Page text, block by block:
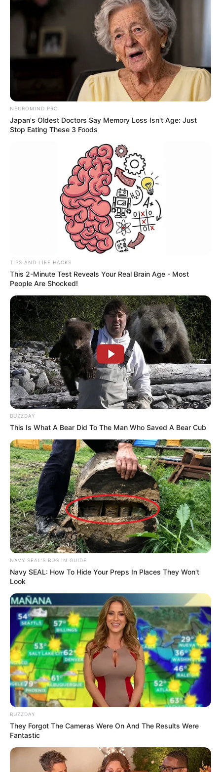
Meski kodratnya adalah IFV,
kemampuan kanon 30mm BVP-2 dinilai
mumpuni untuk tugas pertahanan udara
TERBATAS…
Durandal 05/12/2017
dari serangan udara ada igla.
FOLLOW US ON:
Cari Cepat Info Alutsista
Search
YANG TERPANAS
Perkuat Deep Strike, Aselsan Nyatakan Amunisi Presisi
Penembus Bunker Tolun-P Siap Tempur
Tangkis Serangan Lintas Udara Cina, MBT M1A2T Abrams
Taiwan Disiagakan di Bandara Taoyuan
NEUROMIND PRO
Japan's Oldest Doctors Say Memory Loss Isn't Age: Just
Stop Eating These 3 Foods
TIPS AND LIFE HACKS
This 2-Minute Test Reveals Your Real Brain Age - Most
People Are Shocked!
BUZZDAY
This Is What A Bear Did To The Man Who Saved A Bear Cub
NAVY SEAL'S BUG IN GUIDE
Navy SEAL: How To Hide Your Preps In Places They Won't
Look
BUZZDAY
They Forgot The Cameras Were On And The Results Were
Fantastic